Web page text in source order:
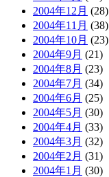
2004年12月 (28)
2004年11月 (38)
2004年10月 (23)
2004年9月 (21)
2004年8月 (23)
2004年7月 (34)
2004年6月 (25)
2004年5月 (30)
2004年4月 (33)
2004年3月 (32)
2004年2月 (31)
2004年1月 (30)